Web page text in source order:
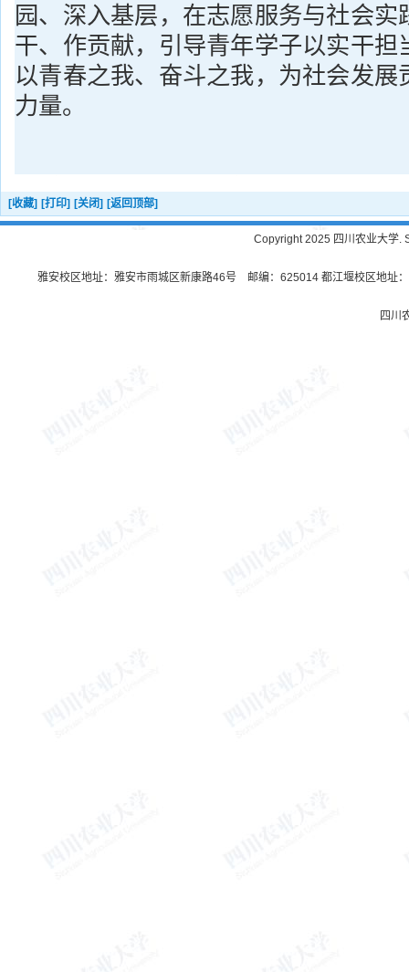
园、深入基层，在志愿服务与社会实
干、作贡献，引导青年学子以实干担
以青春之我、奋斗之我，为社会发展
力量。
[收藏] [打印] [关闭] [返回顶部]
Copyright 2025 四川农业大学.
雅安校区地址：雅安市雨城区新康路46号 邮编：625014 都江堰校区地址
四川